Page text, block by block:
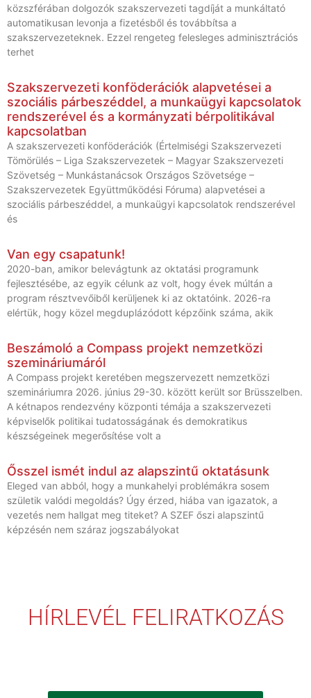
közszférában dolgozók szakszervezeti tagdíját a munkáltató
automatikusan levonja a fizetésből és továbbítsa a
szakszervezeteknek. Ezzel rengeteg felesleges adminisztrációs
terhet
Szakszervezeti konföderációk alapvetései a
szociális párbeszéddel, a munkaügyi kapcsolatok
rendszerével és a kormányzati bérpolitikával
kapcsolatban
A szakszervezeti konföderációk (Értelmiségi Szakszervezeti
Tömörülés – Liga Szakszervezetek – Magyar Szakszervezeti
Szövetség – Munkástanácsok Országos Szövetsége –
Szakszervezetek Együttműködési Fóruma) alapvetései a
szociális párbeszéddel, a munkaügyi kapcsolatok rendszerével
és
Van egy csapatunk!
2020-ban, amikor belevágtunk az oktatási programunk
fejlesztésébe, az egyik célunk az volt, hogy évek múltán a
program résztvevőiből kerüljenek ki az oktatóink. 2026-ra
elértük, hogy közel megduplázódott képzőink száma, akik
Beszámoló a Compass projekt nemzetközi
szemináriumáról
A Compass projekt keretében megszervezett nemzetközi
szemináriumra 2026. június 29-30. között került sor Brüsszelben.
A kétnapos rendezvény központi témája a szakszervezeti
képviselők politikai tudatosságának és demokratikus
készségeinek megerősítése volt a
Ősszel ismét indul az alapszintű oktatásunk
Eleged van abból, hogy a munkahelyi problémákra sosem
születik valódi megoldás? Úgy érzed, hiába van igazatok, a
vezetés nem hallgat meg titeket? A SZEF őszi alapszintű
képzésén nem száraz jogszabályokat
HÍRLEVÉL FELIRATKOZÁS